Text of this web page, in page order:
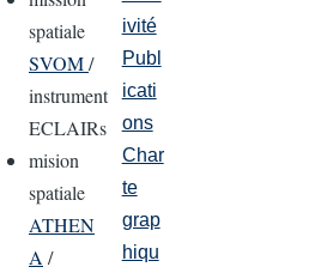
spatiale
SVOM/
instrument
ECLAIRs
mision
spatiale
ATHEN
A /
ivité
Publ
icati
ons
Char
te
grap
hiqu